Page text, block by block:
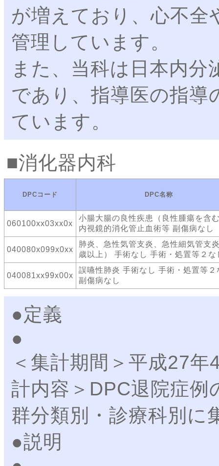
が増えており、心不全
管理しています。
また、当科は日本内分
であり、指導医の指導
ています。
消化器内科
DPCコード DPC名称
060100xx03xx0x
小腸大腸の良性疾患（良性腫瘍を含
内視鏡的消化管止血術等 副傷病なし
040080x099x0xx
肺炎、急性気管支炎、急性細気管支
歳以上） 手術なし 手術・処置等２な
040081xx99x00x
誤嚥性肺炎 手術なし 手術・処置等２
副傷病なし
●定義
＜集計期間＞平成27
計内容＞DPC退院症
群分類別・診療科別に
●説明